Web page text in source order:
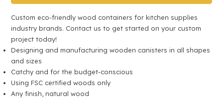
Custom eco-friendly wood containers for kitchen supplies
industry brands. Contact us to get started on your custom
project today!
Designing and manufacturing wooden canisters in all shapes
and sizes
Catchy and for the budget-conscious
Using FSC certified woods only
Any finish, natural wood